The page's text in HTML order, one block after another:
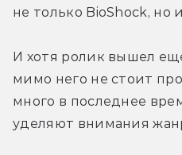
не только BioShock, но
И хотя ролик вышел
мимо него не стоит
много в последнее
уделяют внимания